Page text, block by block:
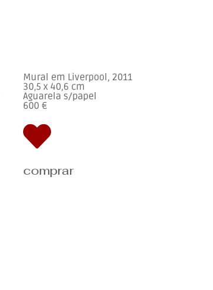
Mural em Liverpool, 2011
30,5 x 40,6 cm
Aguarela s/papel
600 €
comprar